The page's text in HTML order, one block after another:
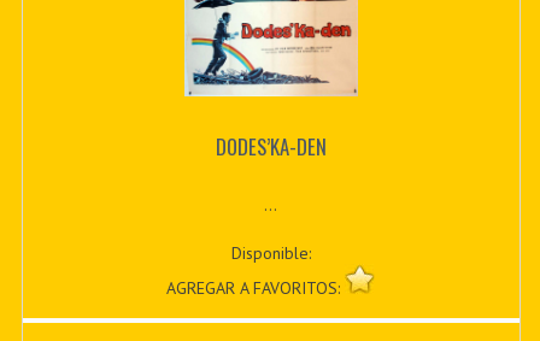
DODES’KA-DEN
...
Disponible:
AGREGAR A FAVORITOS: